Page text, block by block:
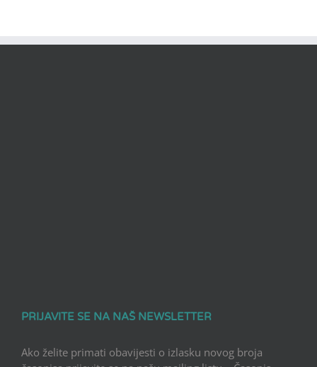
PRIJAVITE SE NA NAŠ NEWSLETTER
Ako želite primati obavijesti o izlasku novog broja